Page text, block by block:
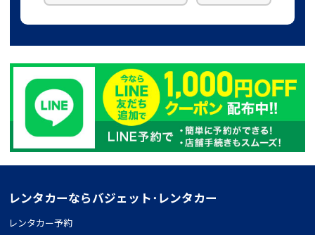
レンタカーならバジェット･レンタカー
レンタカー予約